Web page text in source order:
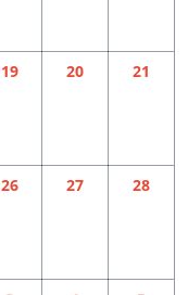
19 20 21
26 27 28